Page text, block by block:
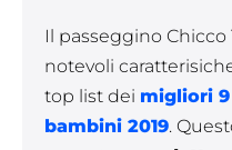
Il passeggino Chicco
notevoli
top list dei migliori
bambini 2019.